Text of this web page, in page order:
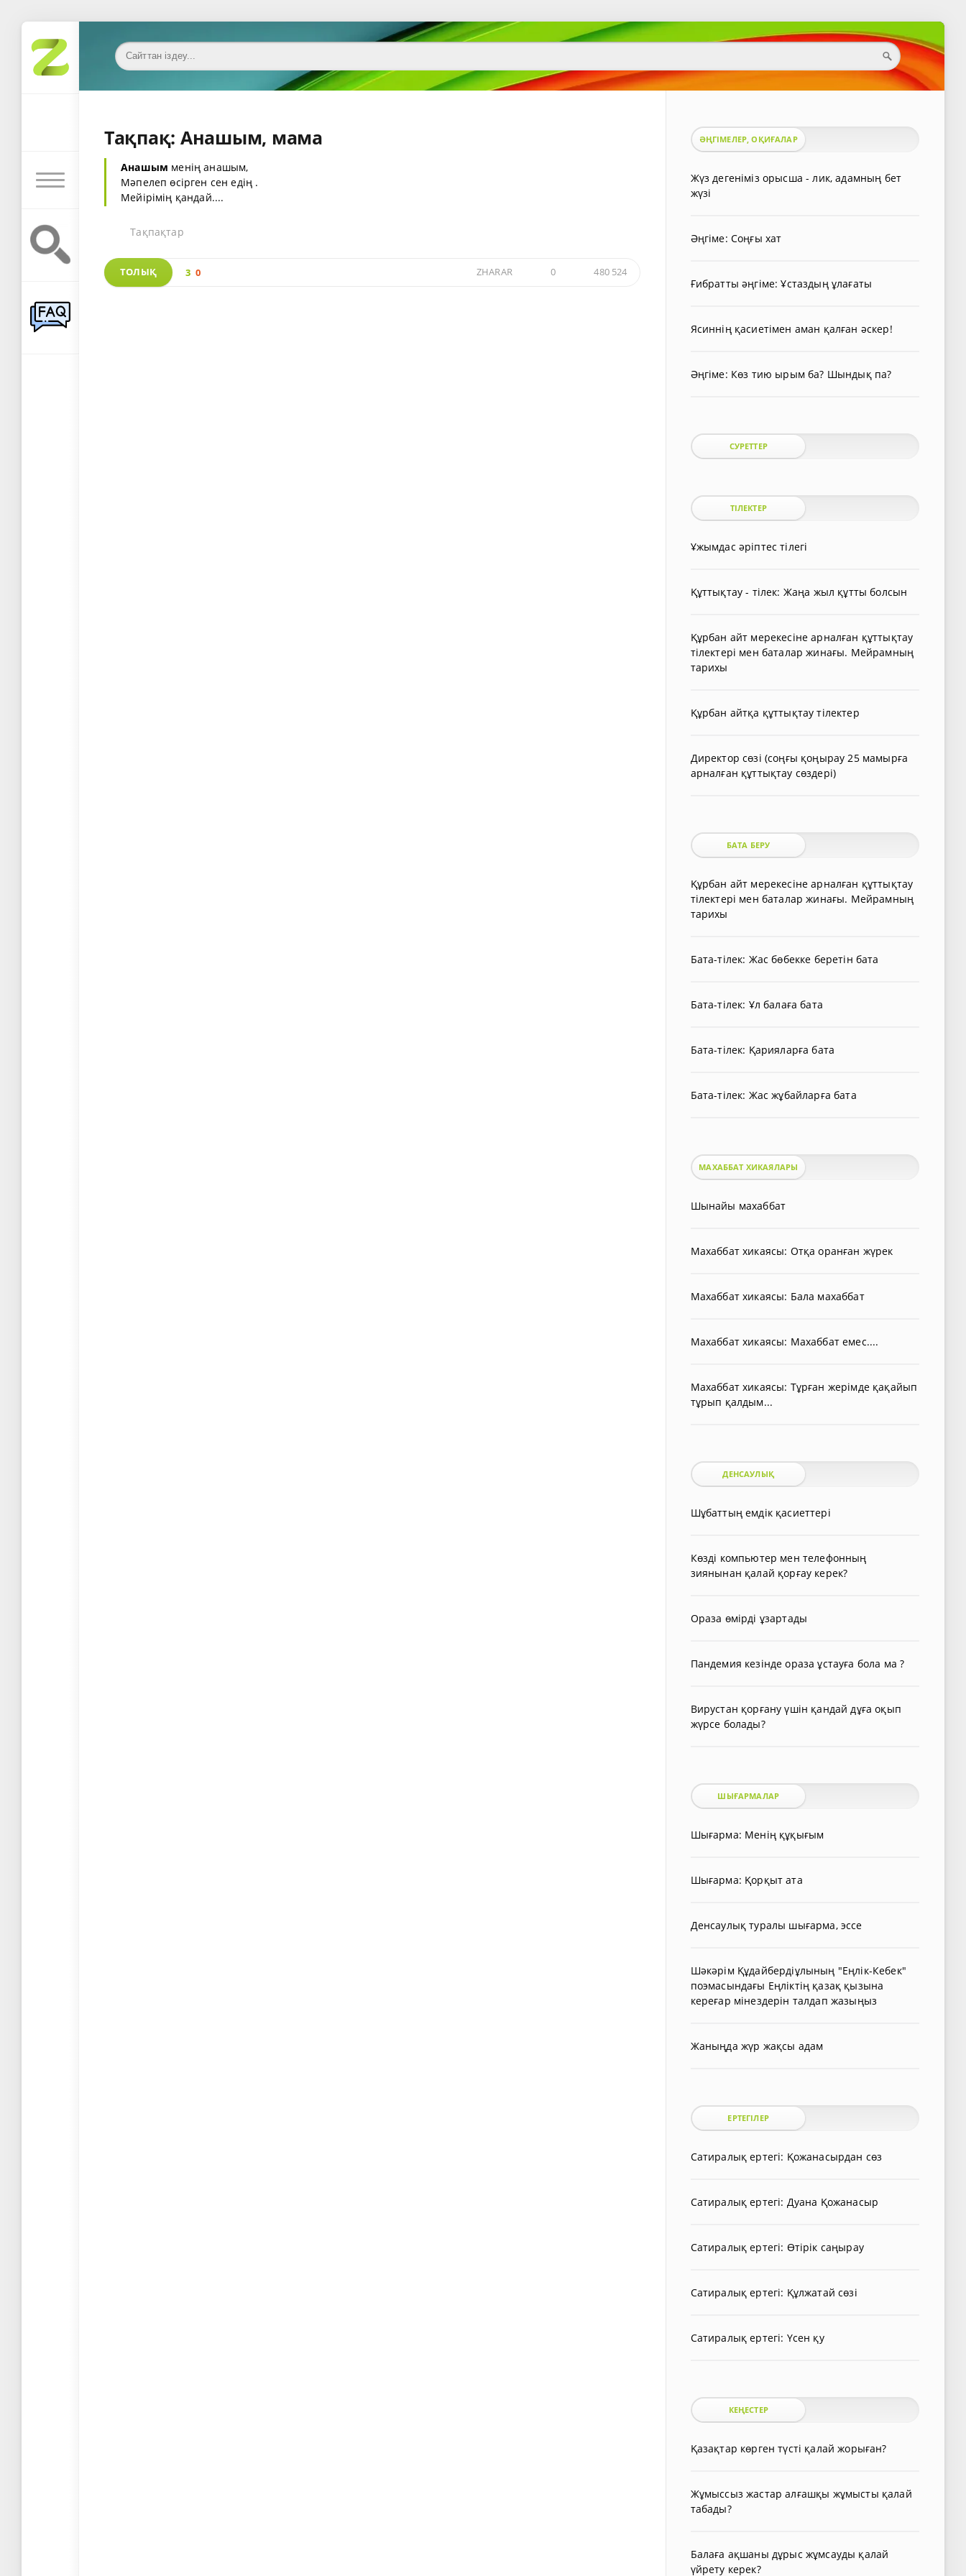
Тақпақ: Анашым, мама
Анашым менің анашым,
Мәпелеп өсірген сен едің .
Мейірімің қандай....
Тақпақтар
ТОЛЫҚ 3 0 ZHARAR 0 480 524
ӘҢГІМЕЛЕР, ОҚИҒАЛАР
Жүз дегеніміз орысша - лик, адамның бет
жүзі
Әңгіме: Соңғы хат
Ғибратты әңгіме: Ұстаздың ұлағаты
Ясиннің қасиетімен аман қалған әскер!
Әңгіме: Көз тию ырым ба? Шындық па?
СУРЕТТЕР
ТІЛЕКТЕР
Ұжымдас әріптес тілегі
Құттықтау - тілек: Жаңа жыл құтты болсын
Құрбан айт мерекесіне арналған құттықтау
тілектері мен баталар жинағы. Мейрамның
тарихы
Құрбан айтқа құттықтау тілектер
Директор сөзі (соңғы қоңырау 25 мамырға
арналған құттықтау сөздері)
БАТА БЕРУ
Құрбан айт мерекесіне арналған құттықтау
тілектері мен баталар жинағы. Мейрамның
тарихы
Бата-тілек: Жас бөбекке беретін бата
Бата-тілек: Ұл балаға бата
Бата-тілек: Қарияларға бата
Бата-тілек: Жас жұбайларға бата
МАХАББАТ ХИКАЯЛАРЫ
Шынайы махаббат
Махаббат хикаясы: Отқа оранған жүрек
Махаббат хикаясы: Бала махаббат
Махаббат хикаясы: Махаббат емес....
Махаббат хикаясы: Тұрған жерімде қақайып
тұрып қалдым...
ДЕНСАУЛЫҚ
Шұбаттың емдік қасиеттері
Көзді компьютер мен телефонның
зиянынан қалай қорғау керек?
Ораза өмірді ұзартады
Пандемия кезінде ораза ұстауға бола ма ?
Вирустан қорғану үшін қандай дұға оқып
жүрсе болады?
ШЫҒАРМАЛАР
Шығарма: Менің құқығым
Шығарма: Қорқыт ата
Денсаулық туралы шығарма, эссе
Шәкәрім Құдайбердіұлының "Еңлік-Кебек"
поэмасындағы Еңліктің қазақ қызына
кереғар мінездерін талдап жазыңыз
Жаныңда жүр жақсы адам
ЕРТЕГІЛЕР
Сатиралық ертегі: Қожанасырдан сөз
Сатиралық ертегі: Дуана Қожанасыр
Сатиралық ертегі: Өтірік саңырау
Сатиралық ертегі: Құлжатай сөзі
Сатиралық ертегі: Үсен қу
КЕҢЕСТЕР
Қазақтар көрген түсті қалай жорыған?
Жұмыссыз жастар алғашқы жұмысты қалай
табады?
Балаға ақшаны дұрыс жұмсауды қалай
үйрету керек?